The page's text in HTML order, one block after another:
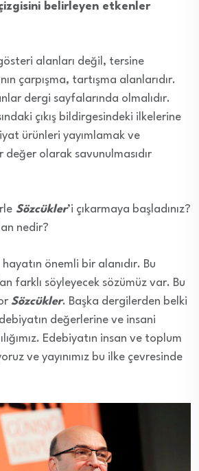
belirleyen etkenler
alanları değil, tersine
çarpışma, tartışma alanlarıdır.
dergi sayfalarında olmalıdır.
çıkış bildirgesindeki ilkelerine
ürünleri yayımlamak ve
değer olarak savunulmasıdır
Sözcükler’i çıkarmaya başladınız?
nedir?
önemli bir alanıdır. Bu
farklı söyleyecek sözümüz var. Bu
Sözcükler. Başka dergilerden belki
değerlerine ve insani
Edebiyatın insan ve toplum
ve yayınımız bu ilke çevresinde